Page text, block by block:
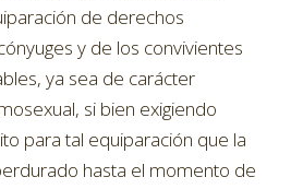
de derechos
y de los convivientes
ya sea de carácter
si bien exigiendo
para tal equiparación que la
hasta el momento de